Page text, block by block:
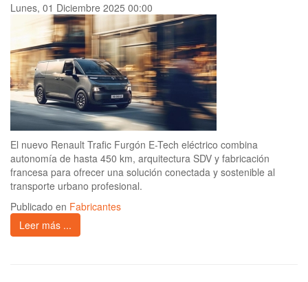
Lunes, 01 Diciembre 2025 00:00
El nuevo Renault Trafic Furgón E-Tech eléctrico combina
autonomía de hasta 450 km, arquitectura SDV y fabricación
francesa para ofrecer una solución conectada y sostenible al
transporte urbano profesional.
Publicado en Fabricantes
Leer más ...